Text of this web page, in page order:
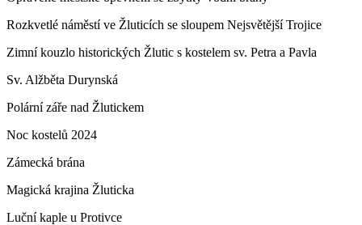
Rozkvetlé náměstí ve Žluticích se sloupem Nejsvětější Trojice
Zimní kouzlo historických Žlutic s kostelem sv. Petra a Pavla
Sv. Alžběta Durynská
Polární záře nad Žlutickem
Noc kostelů 2024
Zámecká brána
Magická krajina Žluticka
Luční kaple u Protivce